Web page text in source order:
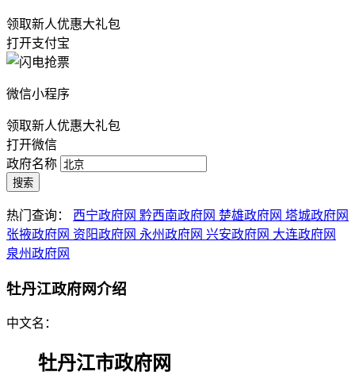
领取新人优惠大礼包
打开支付宝
微信小程序
领取新人优惠大礼包
打开微信
政府名称
搜索
热门查询： 西宁政府网 黔西南政府网 楚雄政府网 塔城政府网
张掖政府网 资阳政府网 永州政府网 兴安政府网 大连政府网
泉州政府网
牡丹江政府网介绍
中文名：
牡丹江市政府网